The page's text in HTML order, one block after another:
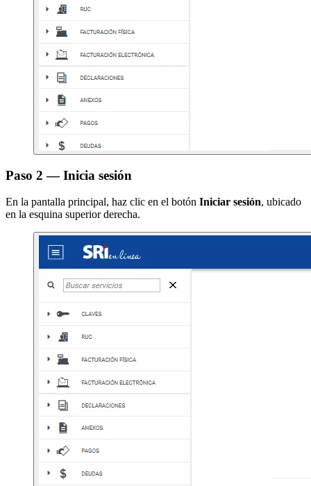
Paso 2 — Inicia sesión
En la pantalla principal, haz clic en el botón Iniciar sesión, ubicado
en la esquina superior derecha.